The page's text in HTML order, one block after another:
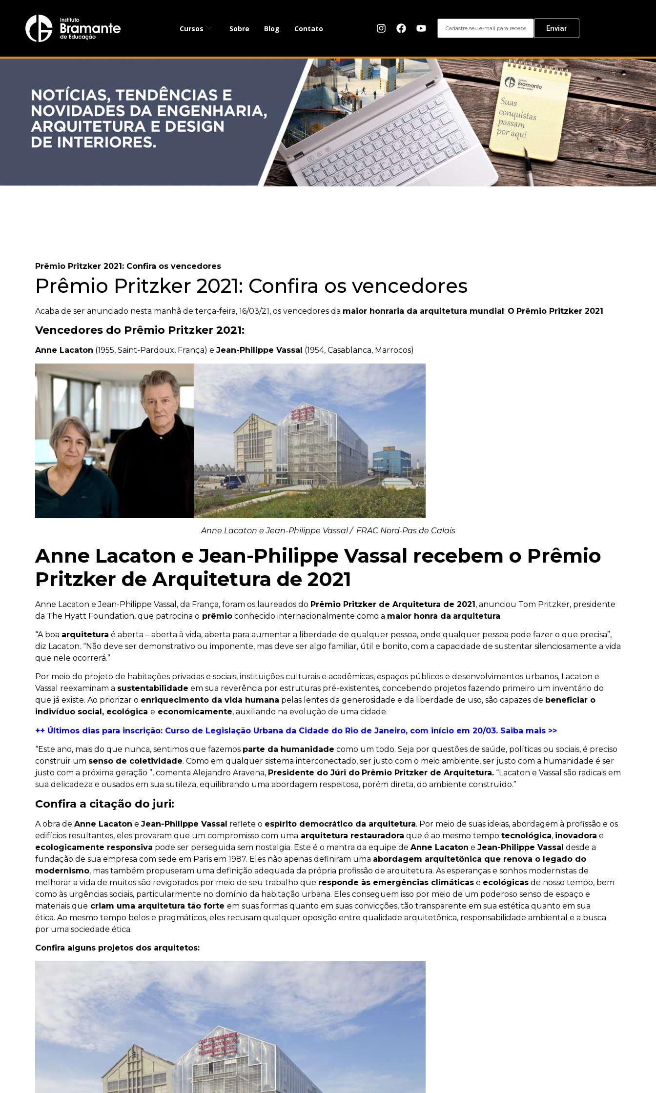
Cursos Sobre Blog Contato Enviar
Prêmio Pritzker 2021: Confira os vencedores
Prêmio Pritzker 2021: Confira os vencedores
Acaba de ser anunciado nesta manhã de terça-feira, 16/03/21, os vencedores da maior honraria da arquitetura mundial: O Prêmio Pritzker 2021
Vencedores do Prêmio Pritzker 2021:
Anne Lacaton (1955, Saint-Pardoux, França) e Jean-Philippe Vassal (1954, Casablanca, Marrocos)
Anne Lacaton e Jean-Philippe Vassal / FRAC Nord-Pas de Calais
Anne Lacaton e Jean-Philippe Vassal recebem o Prêmio
Pritzker de Arquitetura de 2021
Anne Lacaton e Jean-Philippe Vassal, da França, foram os laureados do Prêmio Pritzker de Arquitetura de 2021, anunciou Tom Pritzker, presidente
da The Hyatt Foundation, que patrocina o prêmio conhecido internacionalmente como a maior honra da arquitetura.
“A boa arquitetura é aberta – aberta à vida, aberta para aumentar a liberdade de qualquer pessoa, onde qualquer pessoa pode fazer o que precisa”,
diz Lacaton. “Não deve ser demonstrativo ou imponente, mas deve ser algo familiar, útil e bonito, com a capacidade de sustentar silenciosamente a vida
que nele ocorrerá.”
Por meio do projeto de habitações privadas e sociais, instituições culturais e acadêmicas, espaços públicos e desenvolvimentos urbanos, Lacaton e
Vassal reexaminam a sustentabilidade em sua reverência por estruturas pré-existentes, concebendo projetos fazendo primeiro um inventário do
que já existe. Ao priorizar o enriquecimento da vida humana pelas lentes da generosidade e da liberdade de uso, são capazes de beneficiar o
indivíduo social, ecológica e economicamente, auxiliando na evolução de uma cidade.
++ Últimos dias para inscrição: Curso de Legislação Urbana da Cidade do Rio de Janeiro, com início em 20/03. Saiba mais >>
“Este ano, mais do que nunca, sentimos que fazemos parte da humanidade como um todo. Seja por questões de saúde, políticas ou sociais, é preciso
construir um senso de coletividade. Como em qualquer sistema interconectado, ser justo com o meio ambiente, ser justo com a humanidade é ser
justo com a próxima geração ”, comenta Alejandro Aravena, Presidente do Júri do Prêmio Pritzker de Arquitetura. “Lacaton e Vassal são radicais em
sua delicadeza e ousados ​​em sua sutileza, equilibrando uma abordagem respeitosa, porém direta, do ambiente construído.”
Confira a citação do juri:
A obra de Anne Lacaton e Jean-Philippe Vassal reflete o espírito democrático da arquitetura. Por meio de suas ideias, abordagem à profissão e os
edifícios resultantes, eles provaram que um compromisso com uma arquitetura restauradora que é ao mesmo tempo tecnológica, inovadora e
ecologicamente responsiva pode ser perseguida sem nostalgia. Este é o mantra da equipe de Anne Lacaton e Jean-Philippe Vassal desde a
fundação de sua empresa com sede em Paris em 1987. Eles não apenas definiram uma abordagem arquitetônica que renova o legado do
modernismo, mas também propuseram uma definição adequada da própria profissão de arquitetura. As esperanças e sonhos modernistas de
melhorar a vida de muitos são revigorados por meio de seu trabalho que responde às emergências climáticas e ecológicas de nosso tempo, bem
como às urgências sociais, particularmente no domínio da habitação urbana. Eles conseguem isso por meio de um poderoso senso de espaço e
materiais que criam uma arquitetura tão forte em suas formas quanto em suas convicções, tão transparente em sua estética quanto em sua
ética. Ao mesmo tempo belos e pragmáticos, eles recusam qualquer oposição entre qualidade arquitetônica, responsabilidade ambiental e a busca
por uma sociedade ética.
Confira alguns projetos dos arquitetos: